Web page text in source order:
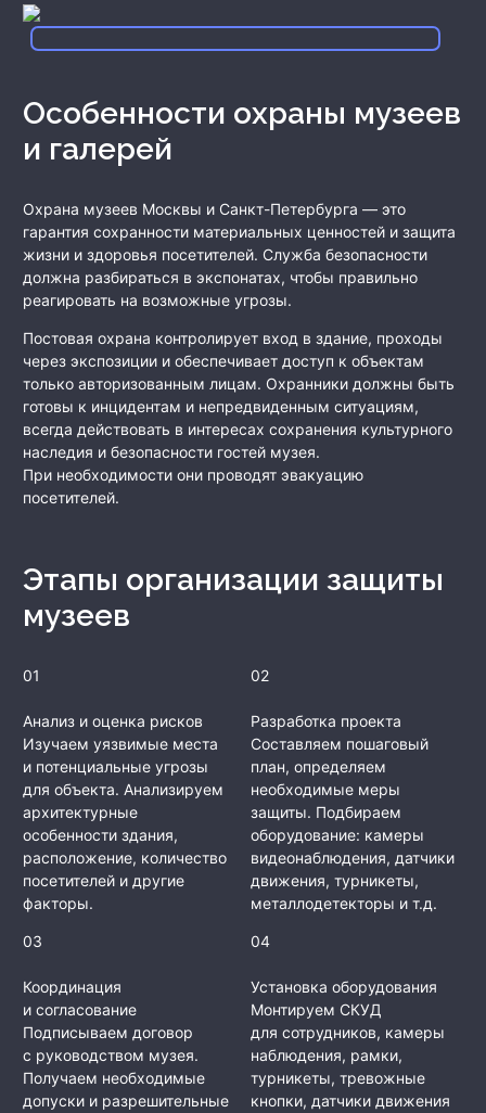
Особенности охраны музеев
и галерей
Охрана музеев Москвы и Санкт-Петербурга — это
гарантия сохранности материальных ценностей и защита
жизни и здоровья посетителей. Служба безопасности
должна разбираться в экспонатах, чтобы правильно
реагировать на возможные угрозы.
Постовая охрана контролирует вход в здание, проходы
через экспозиции и обеспечивает доступ к объектам
только авторизованным лицам. Охранники должны быть
готовы к инцидентам и непредвиденным ситуациям,
всегда действовать в интересах сохранения культурного
наследия и безопасности гостей музея.
При необходимости они проводят эвакуацию
посетителей.
Этапы организации защиты
музеев
01
Анализ и оценка рисков
Изучаем уязвимые места
и потенциальные угрозы
для объекта. Анализируем
архитектурные
особенности здания,
расположение, количество
посетителей и другие
факторы.
02
Разработка проекта
Составляем пошаговый
план, определяем
необходимые меры
защиты. Подбираем
оборудование: камеры
видеонаблюдения, датчики
движения, турникеты,
металлодетекторы и т.д.
03
Координация
и согласование
Подписываем договор
с руководством музея.
Получаем необходимые
допуски и разрешительные
04
Установка оборудования
Монтируем СКУД
для сотрудников, камеры
наблюдения, рамки,
турникеты, тревожные
кнопки, датчики движения